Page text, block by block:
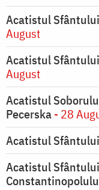
Acatistul
August
Acatistul
August
Acatistul
Pecerska- 28
Acatistul
Acatistul